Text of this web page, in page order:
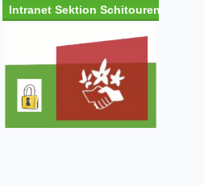
Intranet Sektion Schitouren